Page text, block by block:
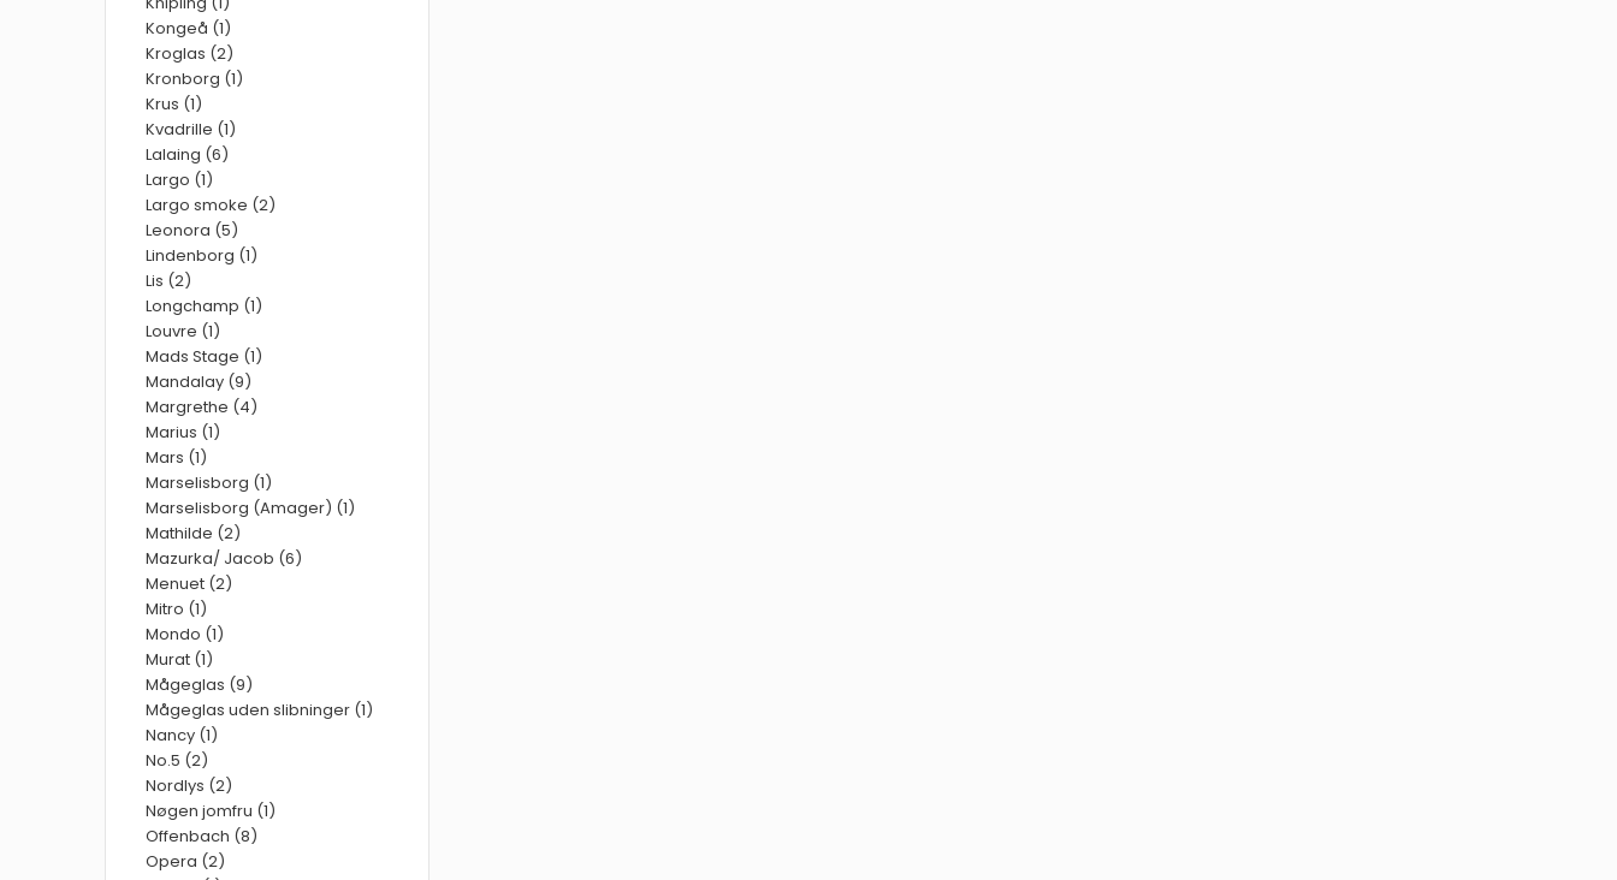
Kongeå (1)
Kroglas (2)
Kronborg (1)
Krus (1)
Kvadrille (1)
Lalaing (6)
Largo (1)
Largo smoke (2)
Leonora (5)
Lindenborg (1)
Lis (2)
Longchamp (1)
Louvre (1)
Mads Stage (1)
Mandalay (9)
Margrethe (4)
Marius (1)
Mars (1)
Marselisborg (1)
Marselisborg (Amager) (1)
Mathilde (2)
Mazurka/ Jacob (6)
Menuet (2)
Mitro (1)
Mondo (1)
Murat (1)
Mågeglas (9)
Mågeglas uden slibninger (1)
Nancy (1)
No.5 (2)
Nordlys (2)
Nøgen jomfru (1)
Offenbach (8)
Opera (2)